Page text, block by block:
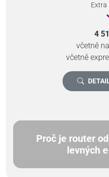
Extra
4
včetně
včetně
Proč je router
levných